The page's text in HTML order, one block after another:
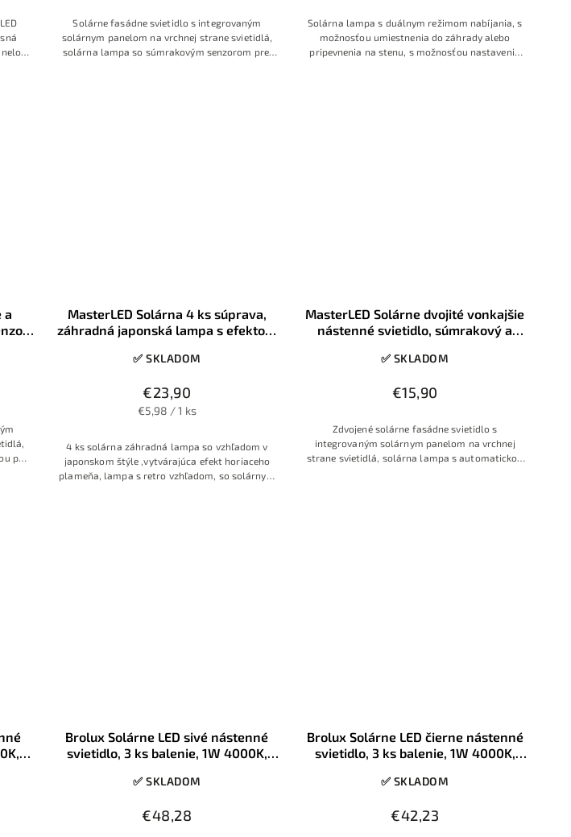
Solárne fasádne svietidlo s integrovaným
solárnym panelom na vrchnej strane svietidlá,
solárna lampa so súmrakovým senzorom pre
Solárna lampa s duálnym režimom nabíjania, s
možnosťou umiestnenia do záhrady alebo
pripevnenia na stenu, s možnosťou nastavenia
a
po
MasterLED Solárna 4 ks súprava,
záhradná japonská lampa s efektom
✅ SKLADOM
€23,90
€5,98 / 1 ks
4 ks solárna záhradná lampa so vzhľadom v
japonskom štýle ,vytvárajúca efekt horiaceho
plameňa, lampa s retro vzhľadom, so solárnym
MasterLED Solárne dvojité vonkajšie
nástenné svietidlo, súmrakový a
✅ SKLADOM
€15,90
Zdvojené solárne fasádne svietidlo s
integrovaným solárnym panelom na vrchnej
strane svietidlá, solárna lampa s automatickou
Brolux Solárne LED sivé nástenné
svietidlo, 3 ks balenie, 1W 4000K,
✅ SKLADOM
€48,28
Brolux Solárne LED čierne nástenné
svietidlo, 3 ks balenie, 1W 4000K,
✅ SKLADOM
€42,23